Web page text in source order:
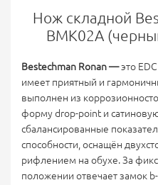
Нож складной
BMK02A
Bestechman Ronan —это
имеет приятный и
выполнен из
форму drop-point и
сбалансированные
способности, оснащён
рифлением на обухе. За
положении отвечает замок